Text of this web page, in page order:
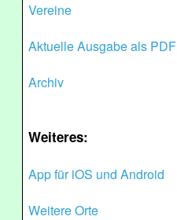
Vereine
Aktuelle Ausgabe als PDF
Archiv
Weiteres:
App für iOS und Android
Weitere Orte